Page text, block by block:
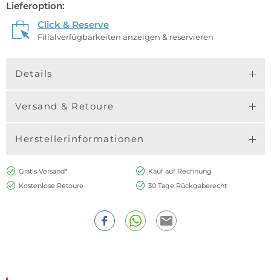
Lieferoption:
Click & Reserve
Filialverfügbarkeiten anzeigen & reservieren
Details
Versand & Retoure
Herstellerinformationen
Gratis Versand*
Kauf auf Rechnung
Kostenlose Retoure
30 Tage Rückgaberecht